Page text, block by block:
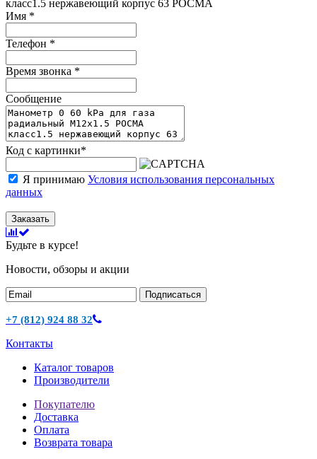
класс1.5 нержавеющий корпус 63 РОСМА
Имя *
Телефон *
Время звонка *
Сообщение
Код с картинки*
Я принимаю Условия использования персональных
данных
Заказать
Будьте в курсе!
Новости, обзоры и акции
Подписаться
+7 (812) 924 88 32
Контакты
Каталог товаров
Производители
Покупателю
Доставка
Оплата
Возврата товара